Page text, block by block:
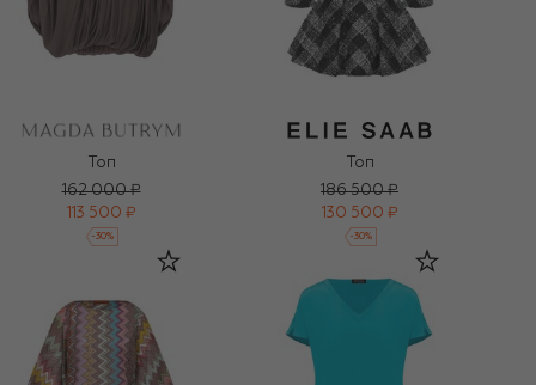
Топ
162 000 ₽
113 500 ₽
-30%
Топ
186 500 ₽
130 500 ₽
-30%